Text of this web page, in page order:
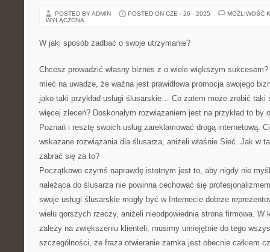
POSTED BY ADMIN POSTED ON CZE - 26 - 2025
MOŻLIWOŚĆ
WYŁĄCZONA
W jaki sposób zadbać o swoje utrzymanie?
Chcesz prowadzić własny biznes z o wiele większym
mieć na uwadze, że ważna jest prawidłowa promocja swojego
jako taki przykład usługi ślusarskie… Co zatem może zrobić taki
więcej zleceń? Doskonałym rozwiązaniem jest na przykład to by
Poznań i resztę swoich usług zareklamować drogą internetową.
wskazane rozwiązania dla ślusarza, aniżeli właśnie Sieć. Jak w
zabrać się za to?
Początkowo czymś naprawdę istotnym jest to, aby nigdy nie
należąca do ślusarza nie powinna cechować się
swoje usługi ślusarskie mogły być w Internecie dobrze
wielu gorszych rzeczy, aniżeli nieodpowiednia strona firmowa. W
zależy na zwiększeniu klienteli, musimy umiejętnie do tego
szczególności, że fraza otwieranie zamka jest obecnie całkiem